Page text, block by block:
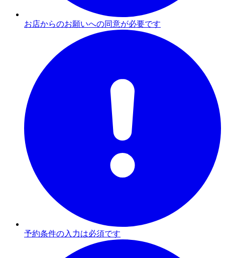
お店からのお願いへの同意が必要です
予約条件の入力は必須です